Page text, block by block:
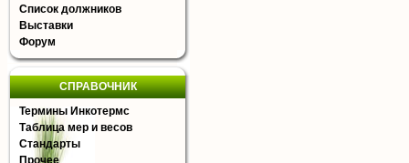
Список должников
Выставки
Форум
СПРАВОЧНИК
Термины Инкотермс
Таблица мер и весов
Стандарты
Прочее